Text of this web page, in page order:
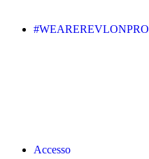
#WEAREREVLONPRO
Accesso